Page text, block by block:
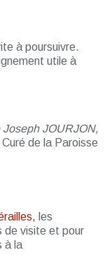
à poursuivre.
utile à
Joseph JOURJON,
Curé de la Paroisse
les
de visite et pour
à la